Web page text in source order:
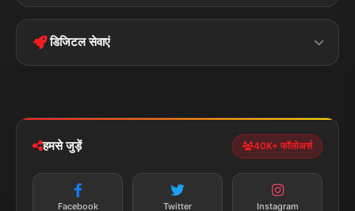
Terms &
Conditions
Privacy Policy
बिहार क्राइम
पॉलिटिकल झारखण्ड
डिजिटल सेवाएं
न्यूज़ अलर्ट
तत्काल अपडेट
हमसे जुड़ें 40K+ फॉलोअर्स
Facebook Twitter Instagram